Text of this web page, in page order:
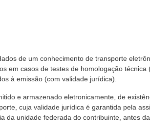
de um conhecimento de transporte
em casos de testes de homologação
à emissão (com validade jurídica).
e armazenado eletronicamente, de
cuja validade jurídica é garantida pela
da unidade federada do contribuinte, antes